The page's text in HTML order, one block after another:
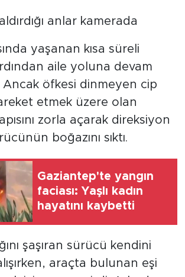
anlar kamerada
yaşanan kısa süreli
aile yoluna devam
Ancak öfkesi dinmeyen cip
etmek üzere olan
zorla açarak direksiyon
boğazını sıktı.
Gaziantep'te yangın
faciası: Yaşlı kadın
hayatını kaybetti
şaşıran sürücü kendini
araçta bulunan eşi